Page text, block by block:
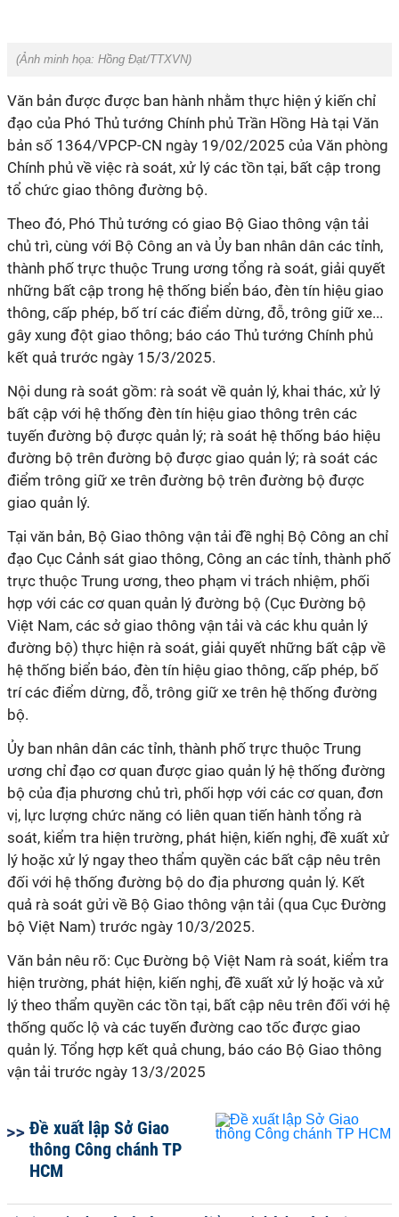
(Ảnh minh họa: Hồng Đạt/TTXVN)
Văn bản được được ban hành nhằm thực hiện ý kiến chỉ
đạo của Phó Thủ tướng Chính phủ Trần Hồng Hà tại Văn
bản số 1364/VPCP-CN ngày 19/02/2025 của Văn phòng
Chính phủ về việc rà soát, xử lý các tồn tại, bất cập trong
tổ chức giao thông đường bộ.
Theo đó, Phó Thủ tướng có giao Bộ Giao thông vận tải
chủ trì, cùng với Bộ Công an và Ủy ban nhân dân các tỉnh,
thành phố trực thuộc Trung ương tổng rà soát, giải quyết
những bất cập trong hệ thống biển báo, đèn tín hiệu giao
thông, cấp phép, bố trí các điểm dừng, đỗ, trông giữ xe...
gây xung đột giao thông; báo cáo Thủ tướng Chính phủ
kết quả trước ngày 15/3/2025.
Nội dung rà soát gồm: rà soát về quản lý, khai thác, xử lý
bất cập với hệ thống đèn tín hiệu giao thông trên các
tuyến đường bộ được quản lý; rà soát hệ thống báo hiệu
đường bộ trên đường bộ được giao quản lý; rà soát các
điểm trông giữ xe trên đường bộ trên đường bộ được
giao quản lý.
Tại văn bản, Bộ Giao thông vận tải đề nghị Bộ Công an chỉ
đạo Cục Cảnh sát giao thông, Công an các tỉnh, thành phố
trực thuộc Trung ương, theo phạm vi trách nhiệm, phối
hợp với các cơ quan quản lý đường bộ (Cục Đường bộ
Việt Nam, các sở giao thông vận tải và các khu quản lý
đường bộ) thực hiện rà soát, giải quyết những bất cập về
hệ thống biển báo, đèn tín hiệu giao thông, cấp phép, bố
trí các điểm dừng, đỗ, trông giữ xe trên hệ thống đường
bộ.
Ủy ban nhân dân các tỉnh, thành phố trực thuộc Trung
ương chỉ đạo cơ quan được giao quản lý hệ thống đường
bộ của địa phương chủ trì, phối hợp với các cơ quan, đơn
vị, lực lượng chức năng có liên quan tiến hành tổng rà
soát, kiểm tra hiện trường, phát hiện, kiến nghị, đề xuất xử
lý hoặc xử lý ngay theo thẩm quyền các bất cập nêu trên
đối với hệ thống đường bộ do địa phương quản lý. Kết
quả rà soát gửi về Bộ Giao thông vận tải (qua Cục Đường
bộ Việt Nam) trước ngày 10/3/2025.
Văn bản nêu rõ: Cục Đường bộ Việt Nam rà soát, kiểm tra
hiện trường, phát hiện, kiến nghị, đề xuất xử lý hoặc và xử
lý theo thẩm quyền các tồn tại, bất cập nêu trên đối với hệ
thống quốc lộ và các tuyến đường cao tốc được giao
quản lý. Tổng hợp kết quả chung, báo cáo Bộ Giao thông
vận tải trước ngày 13/3/2025
Đề xuất lập Sở Giao
thông Công chánh TP
HCM